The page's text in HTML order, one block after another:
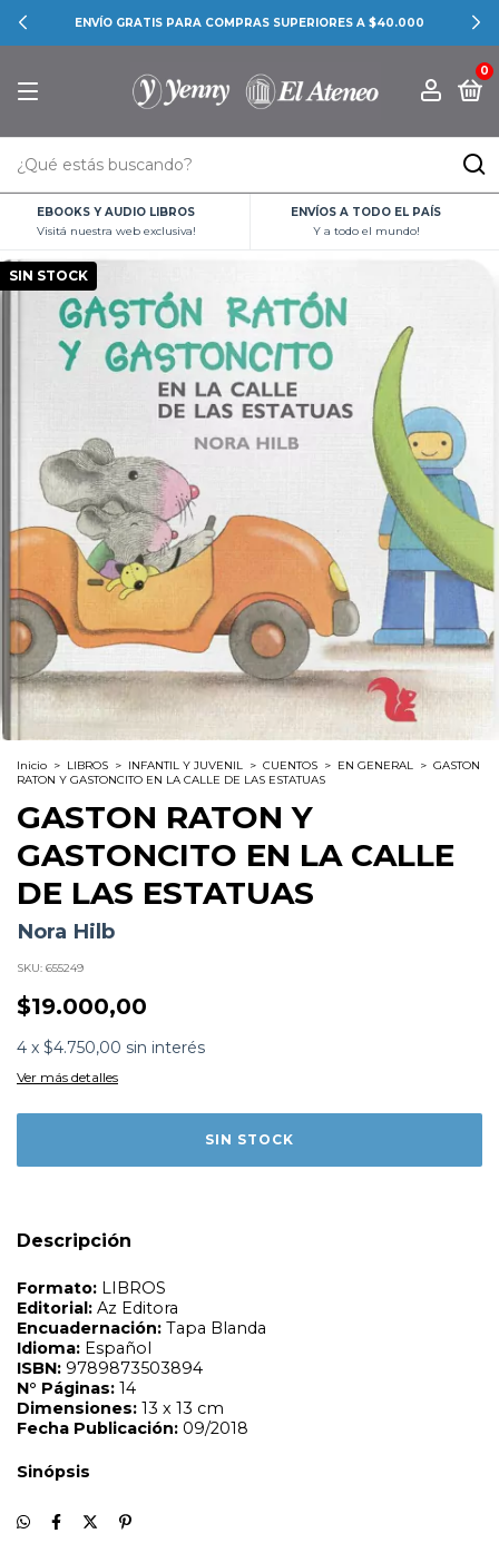
ENVÍO GRATIS PARA COMPRAS SUPERIORES A $40.000
0
EBOOKS Y AUDIO LIBROS
Visitá nuestra web exclusiva!
ENVÍOS A TODO EL PAÍS
Y a todo el mundo!
SIN STOCK
Inicio > LIBROS > INFANTIL Y JUVENIL > CUENTOS > EN GENERAL > GASTON
RATON Y GASTONCITO EN LA CALLE DE LAS ESTATUAS
GASTON RATON Y
GASTONCITO EN LA CALLE
DE LAS ESTATUAS
Nora Hilb
SKU: 655249
$19.000,00
4 x $4.750,00 sin interés
Ver más detalles
Descripción
Formato:LIBROS